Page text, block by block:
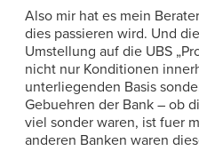
Also mir hat es mein
dies passieren wird. Und
Umstellung auf die UBS
nicht nur Konditionen
unterliegenden Basis
Gebuehren der Bank – ob
viel sonder waren, ist fuer
anderen Banken waren